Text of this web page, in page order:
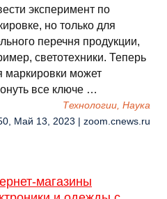
эксперимент по
но только для
перечня продукции,
светотехники. Теперь
маркировки может
все ключе …
Технологии, Наука
Май 13, 2023 | zoom.cnews.ru
магазины